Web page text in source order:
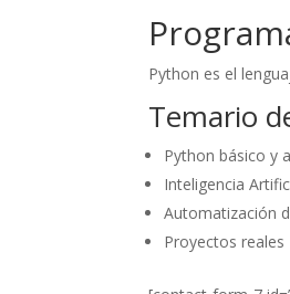
Python es el
Temario
Python básico y
Inteligencia
Automatización
Proyectos reales